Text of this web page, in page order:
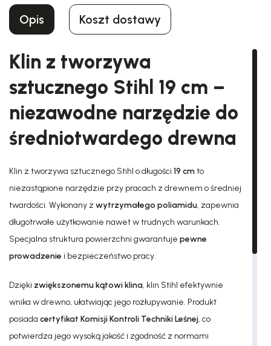
Opis Koszt dostawy
Klin z tworzywa
sztucznego Stihl 19 cm –
niezawodne narzędzie do
średniotwardego drewna
Klin z tworzywa sztucznego Stihl o długości 19 cmto
niezastąpione narzędzie przy pracach z drewnem o średniej
twardości. Wykonany z wytrzymałego poliamidu, zapewnia
długotrwałe użytkowanie nawet w trudnych warunkach.
Specjalna struktura powierzchni gwarantuje pewne
prowadzenie i bezpieczeństwo pracy.
Dzięki zwiększonemu kątowi klina, klin Stihl efektywnie
wnika w drewno, ułatwiając jego rozłupywanie. Produkt
posiada certyfikat Komisji Kontroli Techniki Leśnej, co
potwierdza jego wysoką jakość i zgodność z normami